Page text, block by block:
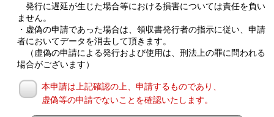
発行に遅延が生じた場合等における損害については責任を負い
ません。
・虚偽の申請であった場合は、領収書発行者の指示に従い、申請
者においてデータを消去して頂きます。
（虚偽の申請による発行および使用は、刑法上の罪に問われる
場合がございます）
本申請は上記確認の上、申請するものであり、
虚偽等の申請でないことを確認いたします。